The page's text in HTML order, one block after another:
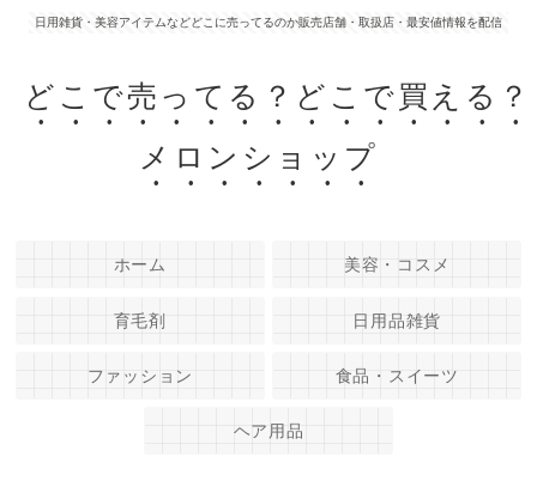
日用雑貨・美容アイテムなどどこに売ってるのか販売店舗・取扱店・最安値情報を配信
どこで売ってる？どこで買える？
メロンショップ
ホーム 美容・コスメ
育毛剤 日用品雑貨
ファッション 食品・スイーツ
ヘア用品